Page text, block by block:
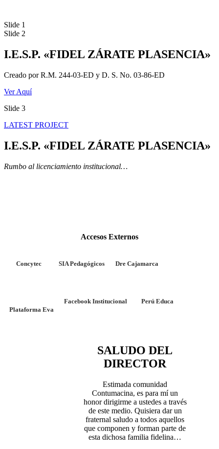
Slide 1
Slide 2
I.E.S.P. «FIDEL ZÁRATE PLASENCIA»
Creado por R.M. 244-03-ED y D. S. No. 03-86-ED
Ver Aquí
Slide 3
LATEST PROJECT
I.E.S.P. «FIDEL ZÁRATE PLASENCIA»
Rumbo al licenciamiento institucional…
Accesos Externos
Concytec SIA Pedagógicos Dre Cajamarca
Plataforma Eva
Facebook Institucional Perú Educa
SALUDO DEL
DIRECTOR
Estimada comunidad
Contumacina, es para mí un
honor dirigirme a ustedes a través
de este medio. Quisiera dar un
fraternal saludo a todos aquellos
que componen y forman parte de
esta dichosa familia fidelina…